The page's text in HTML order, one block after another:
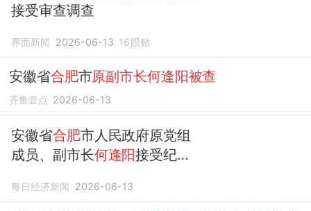
接受审查调查
界面新闻 2026-06-13 16跟贴
安徽省合肥市原副市长何逢阳被查
齐鲁壹点 2026-06-13
安徽省合肥市人民政府原党组
成员、副市长何逢阳接受纪律
每日经济新闻 2026-06-13